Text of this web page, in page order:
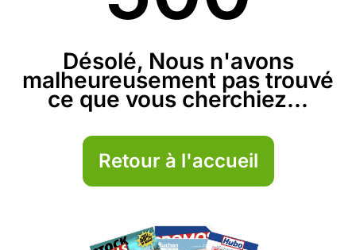
Désolé, Nous n'avons
malheureusement pas trouvé
ce que vous cherchiez...
Retour à l'accueil